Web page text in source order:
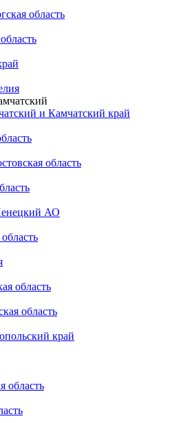
область
и Камчатский край
область
АО
область
область
край
область